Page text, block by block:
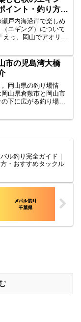
イント・釣り方・
戸内海沿岸で楽しめ
エギング）について
えっ、岡山でアオリイ
新子イカの数釣りで
つ穴場エリアなんで
、岡山県のエギング事
ント
市の児島湾大橋
岡山県の釣り場情
山県倉敷市と岡山市
下に広がる釣り場は
ル釣り完全ガイド｜
・おすすめタックル